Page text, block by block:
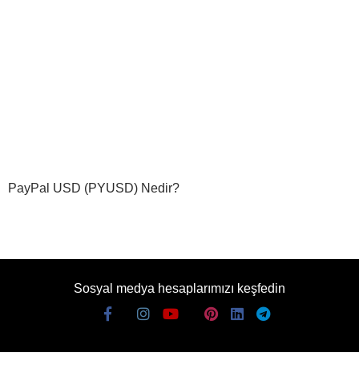
PayPal USD (PYUSD) Nedir?
Sosyal medya hesaplarımızı keşfedin